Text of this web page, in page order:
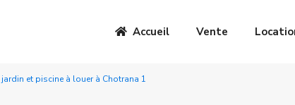
Accueil Vente
jardin et piscine à louer à Chotrana 1